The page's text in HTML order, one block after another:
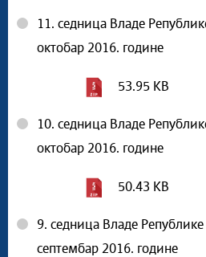
11. седница Владе
октобар 2016. године
53.95 KB
10. седница Владе
октобар 2016. године
50.43 KB
9. седница Владе Републике
септембар 2016. године